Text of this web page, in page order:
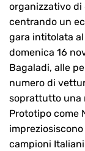
organizzativo
centrando un
gara intitolata
domenica 16
Bagaladi, alle
numero di
soprattutto una
Prototipo come
campioni